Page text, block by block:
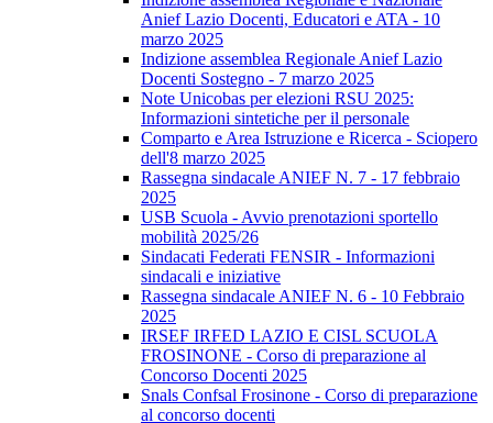
Anief Lazio Docenti, Educatori e ATA - 10
marzo 2025
Indizione assemblea Regionale Anief Lazio
Docenti Sostegno - 7 marzo 2025
Note Unicobas per elezioni RSU 2025:
Informazioni sintetiche per il personale
Comparto e Area Istruzione e Ricerca - Sciopero
dell'8 marzo 2025
Rassegna sindacale ANIEF N. 7 - 17 febbraio
2025
USB Scuola - Avvio prenotazioni sportello
mobilità 2025/26
Sindacati Federati FENSIR - Informazioni
sindacali e iniziative
Rassegna sindacale ANIEF N. 6 - 10 Febbraio
2025
IRSEF IRFED LAZIO E CISL SCUOLA
FROSINONE - Corso di preparazione al
Concorso Docenti 2025
Snals Confsal Frosinone - Corso di preparazione
al concorso docenti